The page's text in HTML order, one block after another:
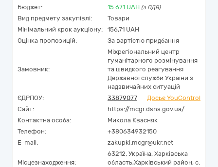
Бюджет: 15 671 UAH (з ПДВ)
Вид предмету закупівлі:
Товари
Мінімальний крок аукціону:
156,71 UAH
Оцінка пропозицій:
За вартістю придбання
Замовник:
Міжрегіональний центр
гуманітарного розмінування
та швидкого реагування
Державної служби України з
надзвичайних ситуацій
ЄДРПОУ:
33879077
Досьє YouControl
Сайт:
https://mcgr.dsns.gov.ua/
Контактна особа:
Микола Квасняк
Телефон:
+380634932150
E-mail:
zakupki.mcgr@ukr.net
Місцезнаходження:
63212, Україна, Харківська
область,Харківський район, с.